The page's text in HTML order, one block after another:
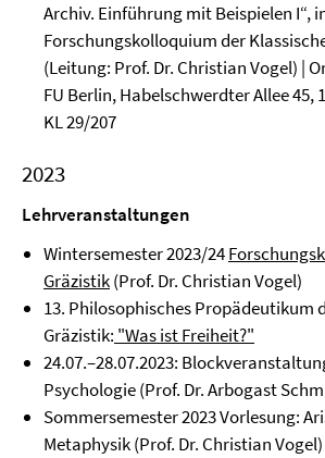
Archiv. Einführung mit Beispielen I“,
Forschungskolloquium der
(Leitung: Prof. Dr. Christian Vogel) |
FU Berlin, Habelschwerdter Allee 45,
KL 29/207
2023
Lehrveranstaltungen
Wintersemester 2023/24
Gräzistik(Prof. Dr. Christian Vogel)
13. Philosophisches Propädeutikum
Gräzistik: "Was ist Freiheit?"
24.07.–28.07.2023:
Psychologie (Prof. Dr. Arbogast
Sommersemester 2023 Vorlesung:
Metaphysik (Prof. Dr. Christian Vogel)